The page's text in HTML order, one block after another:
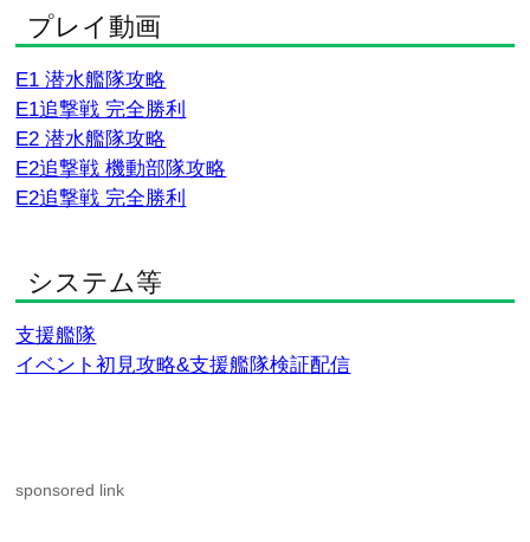
プレイ動画
E1 潜水艦隊攻略
E1追撃戦 完全勝利
E2 潜水艦隊攻略
E2追撃戦 機動部隊攻略
E2追撃戦 完全勝利
システム等
支援艦隊
イベント初見攻略&支援艦隊検証配信
sponsored link